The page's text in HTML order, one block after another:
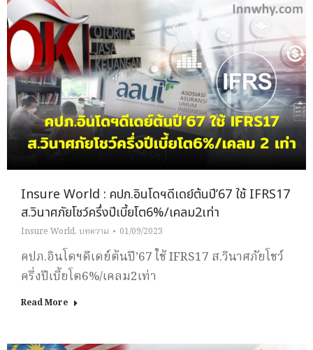
Insure World : คปภ.อินโดฯดีเดย์ต้นปี’67 ใช้ IFRS17
ส.วินาศภัยโชว์ครึ่งปีเบี้ยโต6%/เคลม2เท่า
Insure World, บทความ 01/09/2023
คปภ.อินโดฯดีเดย์ต้นปี’67 ใช้ IFRS17 ส.วินาศภัยโชว์
ครึ่งปีเบี้ยโต6%/เคลม2เท่า
Read More